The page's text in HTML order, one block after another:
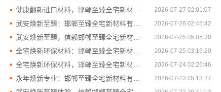
2026-07-27 02:01:07
2026-07-26 02:45:42
2026-07-25 05:05:30
2026-07-25 03:16:20
2026-07-24 02:26:46
2026-07-23 05:13:27